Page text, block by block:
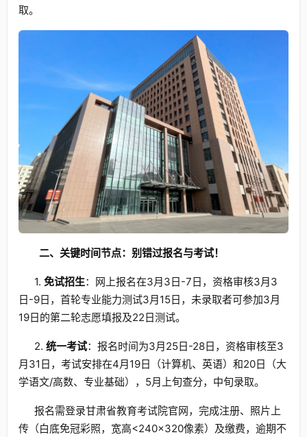
取。
二、关键时间节点：别错过报名与考试！
1. 免试招生：网上报名在3月3日-7日，资格审核3月3
日-9日，首轮专业能力测试3月15日，未录取者可参加3月
19日的第二轮志愿填报及22日测试。
2. 统一考试：报名时间为3月25日-28日，资格审核至3
月31日，考试安排在4月19日（计算机、英语）和20日（大
学语文/高数、专业基础），5月上旬查分，中旬录取。
报名需登录甘肃省教育考试院官网，完成注册、照片上
传（白底免冠彩照，宽高<240×320像素）及缴费，逾期不